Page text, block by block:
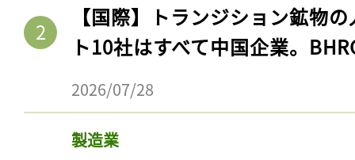
【国際】トランジション鉱物
ト10社はすべて中国企業。
2026/07/28
製造業